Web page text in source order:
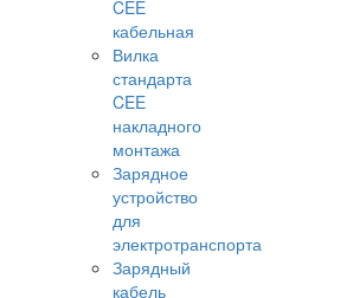
CEE
кабельная
Вилка
стандарта
CEE
накладного
монтажа
Зарядное
устройство
для
электротранспорта
Зарядный
кабель